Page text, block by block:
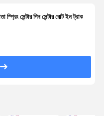
সেন্টার পিন সেন্টার বোল্ট ইন ট্রাক